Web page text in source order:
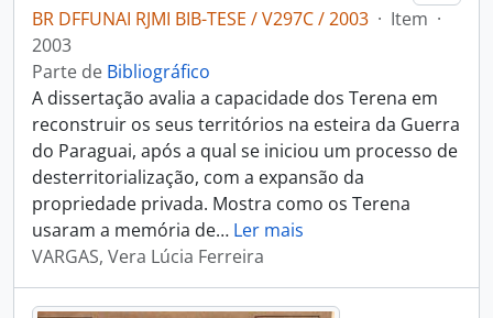
BR DFFUNAI RJMI BIB-TESE / V297C / 2003 · Item ·
2003
Parte de Bibliográfico
A dissertação avalia a capacidade dos Terena em
reconstruir os seus territórios na esteira da Guerra
do Paraguai, após a qual se iniciou um processo de
desterritorialização, com a expansão da
propriedade privada. Mostra como os Terena
usaram a memória de… Ler mais
VARGAS, Vera Lúcia Ferreira